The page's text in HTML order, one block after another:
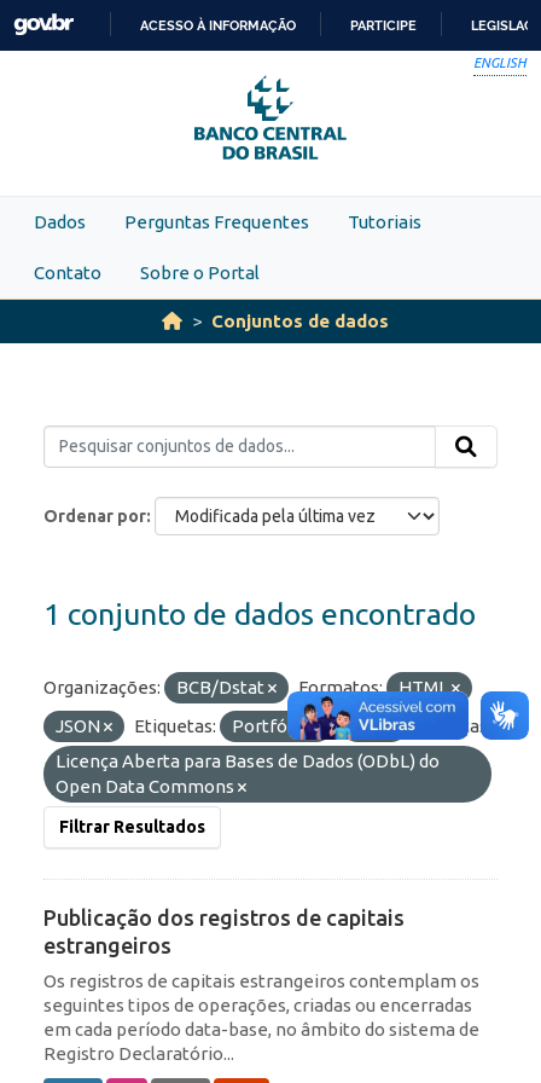
Skip to main content
PARA
O
CONTEÚDO
ACESSO À INFORMAÇÃO PARTICIPE
ENGLISH
Dados Perguntas Frequentes Tutoriais
Contato Sobre o Portal
Conjuntos de dados
Ordenar por
1 conjunto de dados encontrado
Organizações: BCB/Dstat Formatos:
HTML
JSON
Etiquetas: Portfólio IED
Licenças:
Licença Aberta para Bases de Dados (ODbL) do
Open Data Commons
Filtrar Resultados
Publicação dos registros de capitais
estrangeiros
Os registros de capitais estrangeiros contemplam os
seguintes tipos de operações, criadas ou encerradas
em cada período data-base, no âmbito do sistema de
Registro Declaratório...